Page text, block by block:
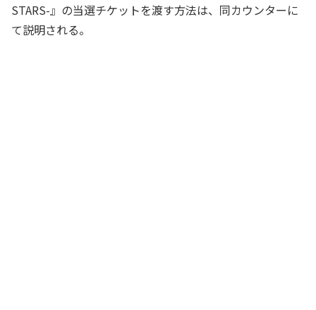
STARS-』の当選チケットを渡す方法は、同カウンターに
て説明される。